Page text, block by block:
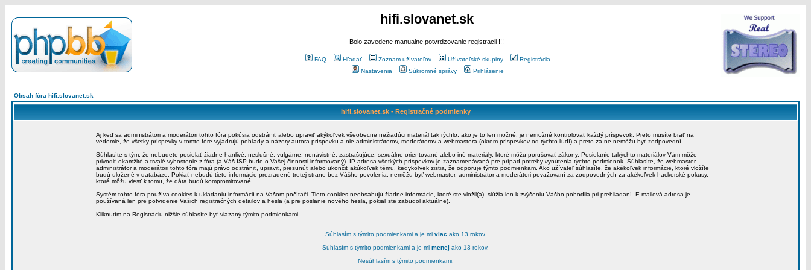
hifi.slovanet.sk
Bolo zavedene manualne potvrdzovanie registracii !!!
FAQ Hľadať Zoznam užívateľov Užívateľské skupiny
Registrácia
Nastavenia
Súkromné správy Prihlásenie
Obsah fóra hifi.slovanet.sk
hifi.slovanet.sk - Registračné podmienky
Aj keď sa administrátori a moderátori tohto fóra pokúsia odstrániť alebo upraviť akýkoľvek všeobecne nežiadúci materiál tak rýchlo, ako je to len možné, je nemožné kontrolovať každý príspevok. Preto musíte brať na
vedomie, že všetky príspevky v tomto fóre vyjadrujú pohľady a názory autora príspevku a nie administrátorov, moderátorov a webmastera (okrem príspevkov od týchto ľudí) a preto za ne nemôžu byť zodpovední.
Súhlasíte s tým, že nebudete posielať žiadne hanlivé, neslušné, vulgárne, nenávistné, zastrašujúce, sexuálne orientované alebo iné materiály, ktoré môžu porušovať zákony. Posielanie takýchto materiálov Vám môže
privodiť okamžité a trvalé vyhostenie z fóra (a Váš ISP bude o Vašej činnosti informovaný). IP adresa všetkých príspevkov je zaznamenávaná pre prípad potreby vynútenia týchto podmienok. Súhlasíte, že webmaster,
administrátor a moderátori tohto fóra majú právo odstrániť, upraviť, presunúť alebo ukončiť akúkoľvek tému, kedykoľvek zistia, že odporuje týmto podmienkam. Ako užívateľ súhlasíte, že akékoľvek informácie, ktoré vložíte
budú uložené v databáze. Pokiať nebudú tieto informácie prezradené tretej strane bez Vášho povolenia, nemôžu byť webmaster, administrátor a moderátori považovaní za zodpovedných za akékoľvek hackerské pokusy,
ktoré môžu viesť k tomu, že dáta budú kompromitované.
Systém tohto fóra používa cookies k ukladaniu informácií na Vašom počítači. Tieto cookies neobsahujú žiadne informácie, ktoré ste vložil(a), slúžia len k zvýšeniu Vášho pohodlia pri prehliadaní. E-mailová adresa je
používaná len pre potvrdenie Vašich registračných detailov a hesla (a pre poslanie nového hesla, pokiaľ ste zabudol aktuálne).
Kliknutím na Registráciu nižšie súhlasíte byť viazaný týmito podmienkami.
Súhlasím s týmito podmienkami a je mi viac ako 13 rokov.
Súhlasím s týmito podmienkami a je mi menej ako 13 rokov.
Nesúhlasím s týmito podmienkami.